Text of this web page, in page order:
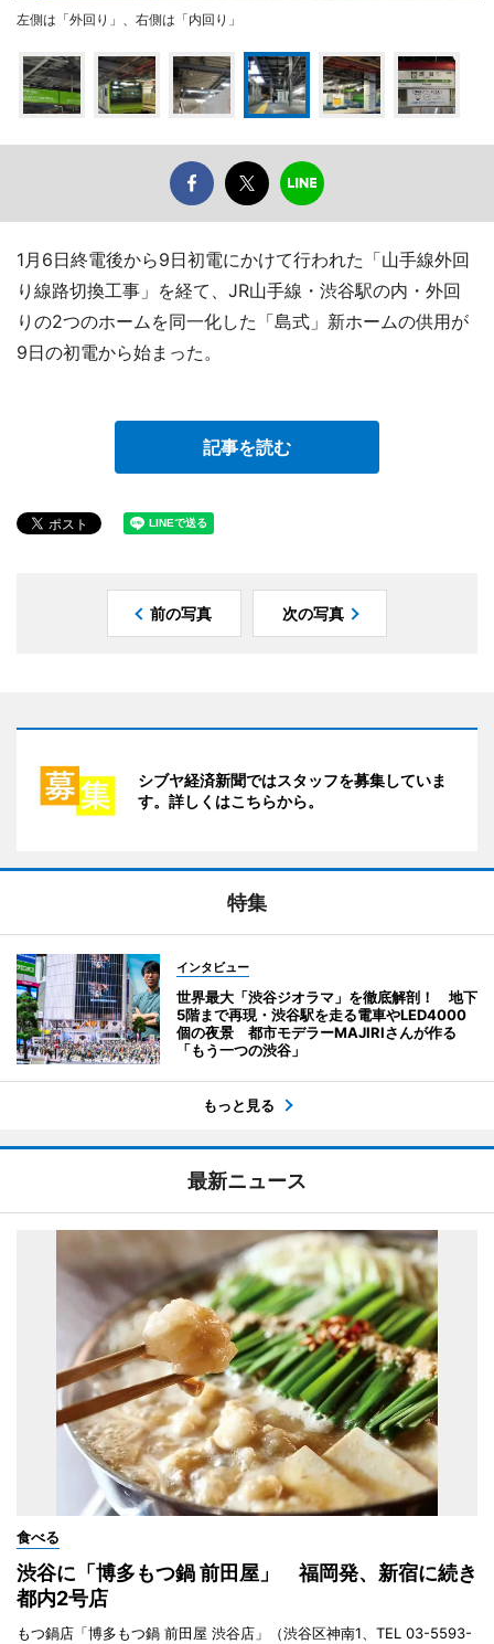
左側は「外回り」、右側は「内回り」
1月6日終電後から9日初電にかけて行われた「山手線外回
り線路切換工事」を経て、JR山手線・渋谷駅の内・外回
りの2つのホームを同一化した「島式」新ホームの供用が
9日の初電から始まった。
記事を読む
前の写真 次の写真
シブヤ経済新聞ではスタッフを募集していま
す。詳しくはこちらから。
特集
インタビュー
世界最大「渋谷ジオラマ」を徹底解剖！ 地下
5階まで再現・渋谷駅を走る電車やLED4000
個の夜景 都市モデラーMAJIRIさんが作る
「もう一つの渋谷」
もっと見る
最新ニュース
食べる
渋谷に「博多もつ鍋 前田屋」 福岡発、新宿に続き
都内2号店
もつ鍋店「博多もつ鍋 前田屋 渋谷店」（渋谷区神南1、TEL 03-5593-